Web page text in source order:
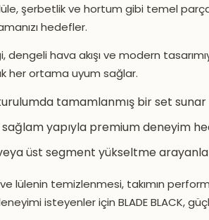
şerbetlik ve hortum gibi temel
hedefler.
dengeli hava akışı ve modern
her ortama uyum sağlar.
tamamlanmış bir set sunar
sağlam yapıyla premium deneyim
üst segment yükseltme
lülenin temizlenmesi, takımın
isteyenler için BLADE BLACK,